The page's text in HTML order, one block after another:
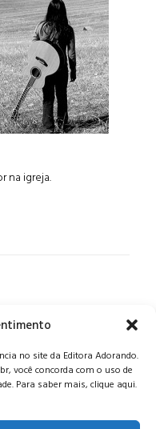
no site da Editora Adorando.
você concorda com o uso de
Para saber mais, clique aqui.
na igreja.
- Portaria 04, Vila da
34006-065 - MG